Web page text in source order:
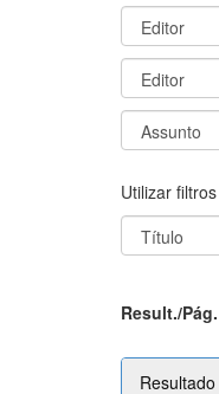
Utilizar
Result./Pág.